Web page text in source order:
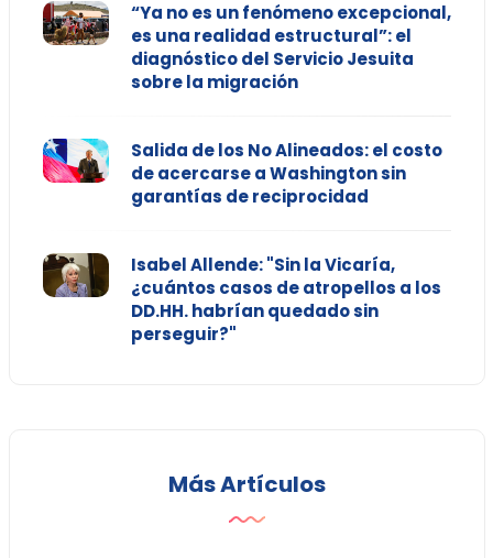
“Ya no es un fenómeno excepcional,
es una realidad estructural”: el
diagnóstico del Servicio Jesuita
sobre la migración
Salida de los No Alineados: el costo
de acercarse a Washington sin
garantías de reciprocidad
Isabel Allende: "Sin la Vicaría,
¿cuántos casos de atropellos a los
DD.HH. habrían quedado sin
perseguir?"
Más Artículos